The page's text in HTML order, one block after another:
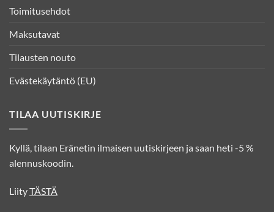
Toimitusehdot
Maksutavat
Tilausten nouto
Evästekäytäntö (EU)
TILAA UUTISKIRJE
Kyllä, tilaan Eränetin ilmaisen uutiskirjeen ja saan heti -5 %
alennuskoodin.
LiityTÄSTÄ